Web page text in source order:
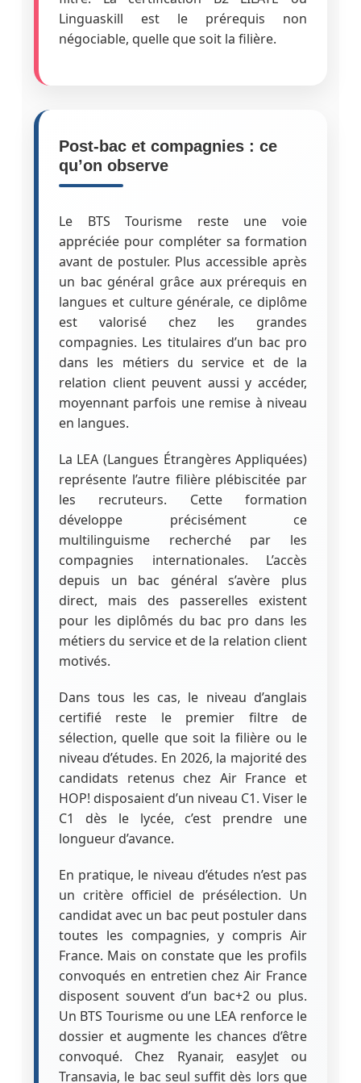
Linguaskill est le prérequis non
négociable, quelle que soit la filière.
Post-bac et compagnies : ce
qu’on observe
Le BTS Tourisme reste une voie
appréciée pour compléter sa formation
avant de postuler. Plus accessible après
un bac général grâce aux prérequis en
langues et culture générale, ce diplôme
est valorisé chez les grandes
compagnies. Les titulaires d’un bac pro
dans les métiers du service et de la
relation client peuvent aussi y accéder,
moyennant parfois une remise à niveau
en langues.
La LEA (Langues Étrangères Appliquées)
représente l’autre filière plébiscitée par
les recruteurs. Cette formation
développe précisément ce
multilinguisme recherché par les
compagnies internationales. L’accès
depuis un bac général s’avère plus
direct, mais des passerelles existent
pour les diplômés du bac pro dans les
métiers du service et de la relation client
motivés.
Dans tous les cas, le niveau d’anglais
certifié reste le premier filtre de
sélection, quelle que soit la filière ou le
niveau d’études. En 2026, la majorité des
candidats retenus chez Air France et
HOP! disposaient d’un niveau C1. Viser le
C1 dès le lycée, c’est prendre une
longueur d’avance.
En pratique, le niveau d’études n’est pas
un critère officiel de présélection. Un
candidat avec un bac peut postuler dans
toutes les compagnies, y compris Air
France. Mais on constate que les profils
convoqués en entretien chez Air France
disposent souvent d’un bac+2 ou plus.
Un BTS Tourisme ou une LEA renforce le
dossier et augmente les chances d’être
convoqué. Chez Ryanair, easyJet ou
Transavia, le bac seul suffit dès lors que